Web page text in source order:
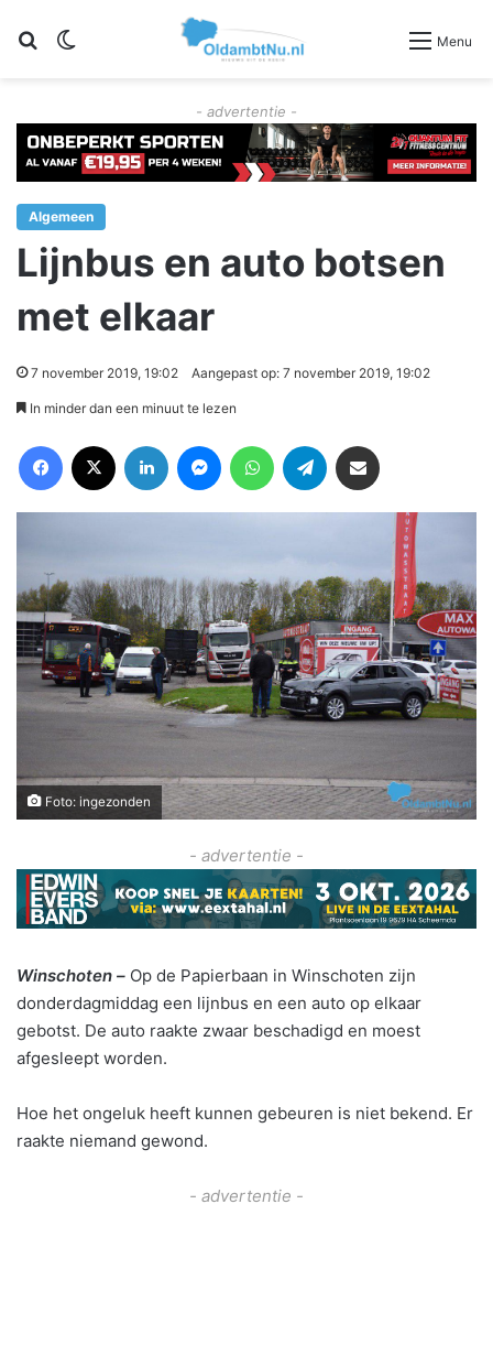
Zoeken Menu
- advertentie -
Algemeen
Lijnbus en auto botsen
met elkaar
7 november 2019, 19:02 Aangepast op: 7 november 2019, 19:02
In minder dan een minuut te lezen
Foto: ingezonden
- advertentie -
Winschoten – Op de Papierbaan in Winschoten zijn
donderdagmiddag een lijnbus en een auto op elkaar
gebotst. De auto raakte zwaar beschadigd en moest
afgesleept worden.
Hoe het ongeluk heeft kunnen gebeuren is niet bekend. Er
raakte niemand gewond.
- advertentie -